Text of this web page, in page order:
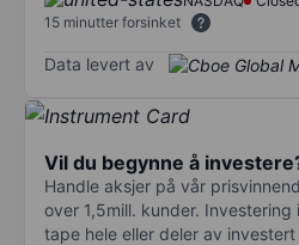
15 minutter forsinket
Data levert av
Vil du begynne å
Handle aksjer på vår
over 1,5mill. kunder.
tape hele eller deler av